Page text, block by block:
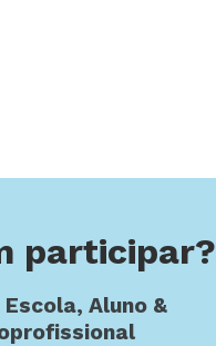
participar?
Aluno &